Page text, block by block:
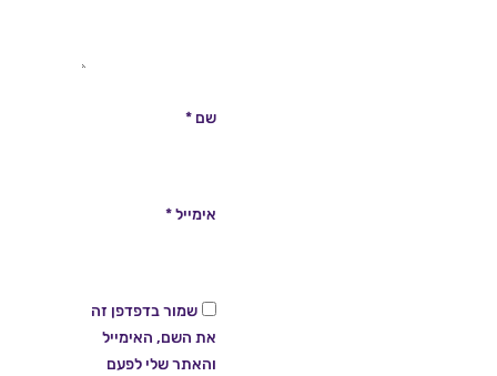
שם *
אימייל*
שמור בדפדפן זה
את השם, האימייל
והאתר שלי לפעם